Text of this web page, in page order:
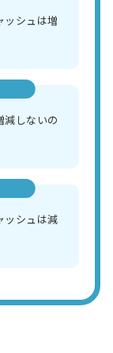
ッシュは増
減しないの
ッシュは減